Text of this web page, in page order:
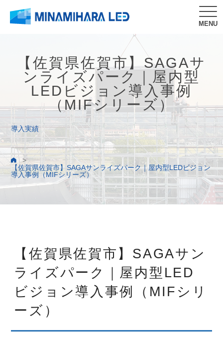
MENU
【佐賀県佐賀市】SAGAサ
ンライズパーク｜屋内型
LEDビジョン導入事例
（MIFシリーズ）
導入実績
>
【佐賀県佐賀市】SAGAサンライズパーク｜屋内型LEDビジョン
導入事例（MIFシリーズ）
【佐賀県佐賀市】SAGAサン
ライズパーク｜屋内型LED
ビジョン導入事例（MIFシリ
ーズ）